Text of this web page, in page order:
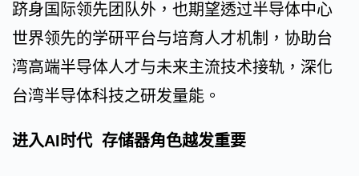
跻身国际领先团队外，也期望透过半导体中心
世界领先的学研平台与培育人才机制，协助台
湾高端半导体人才与未来主流技术接轨，深化
台湾半导体科技之研发量能。
进入AI时代 存储器角色越发重要